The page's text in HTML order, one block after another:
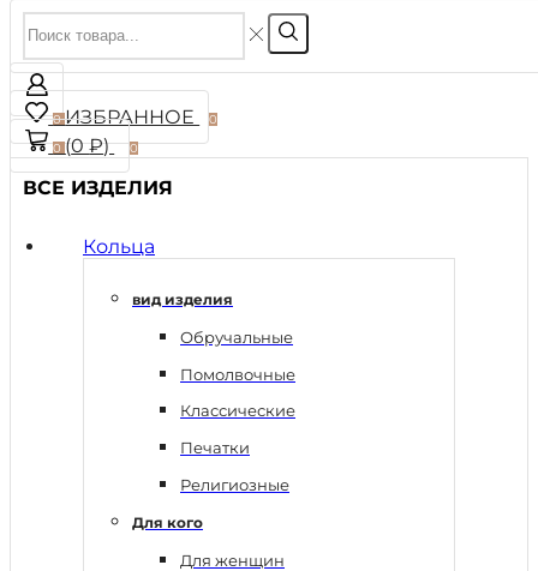
0ИЗБРАННОЕ 0
0(0₽) 0
ВСЕ ИЗДЕЛИЯ
Кольца
вид изделия
Обручальные
Помолвочные
Классические
Печатки
Религиозные
Для кого
Для женщин